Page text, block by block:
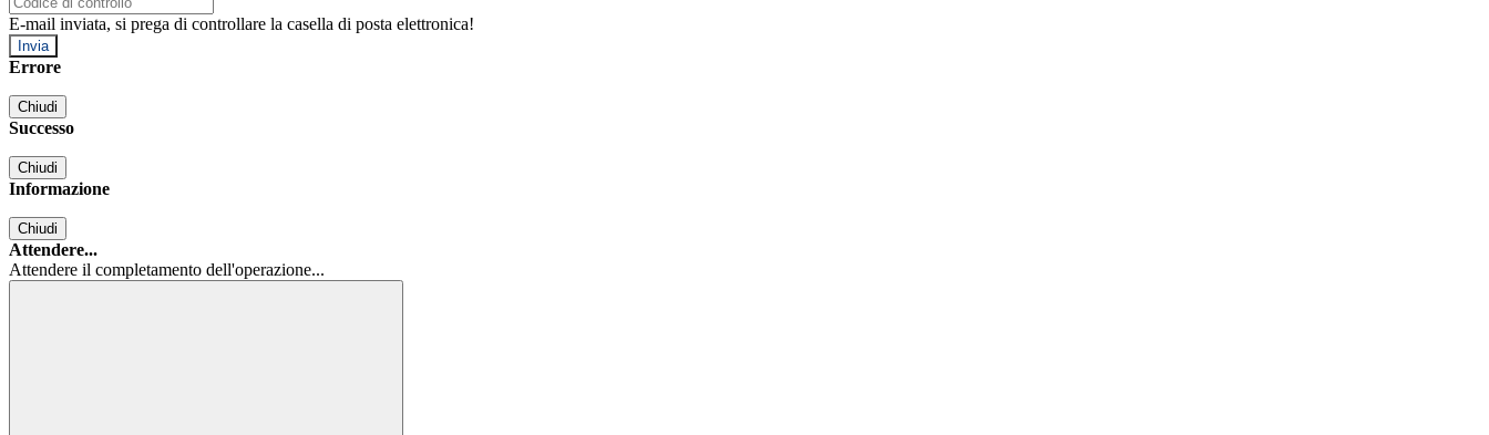
E-mail inviata, si prega di controllare la casella di posta elettronica!
Errore
Chiudi
Successo
Chiudi
Informazione
Chiudi
Attendere...
Attendere il completamento dell'operazione...